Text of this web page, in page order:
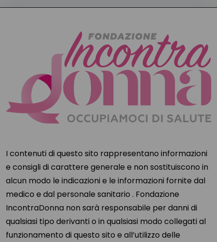
I contenuti di questo sito rappresentano informazioni
e consigli di carattere generale e non sostituiscono in
alcun modo le indicazioni e le informazioni fornite dal
medico e dal personale sanitario . Fondazione
IncontraDonna non sarà responsabile per danni di
qualsiasi tipo derivanti o in qualsiasi modo collegati al
funzionamento di questo sito e all’utilizzo delle